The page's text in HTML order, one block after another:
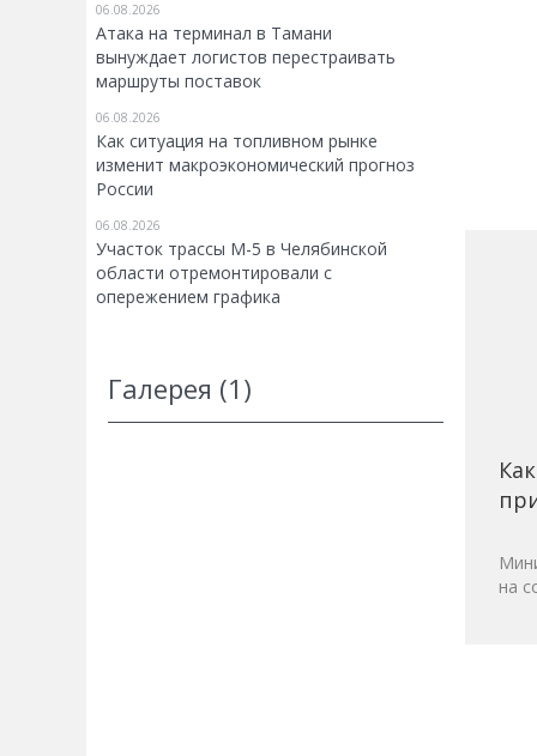
06.08.2026
Атака на терминал в Тамани
вынуждает логистов перестраивать
маршруты поставок
06.08.2026
Как ситуация на топливном рынке
изменит макроэкономический прогноз
России
06.08.2026
Участок трассы М-5 в Челябинской
области отремонтировали с
опережением графика
Галерея (1)
на